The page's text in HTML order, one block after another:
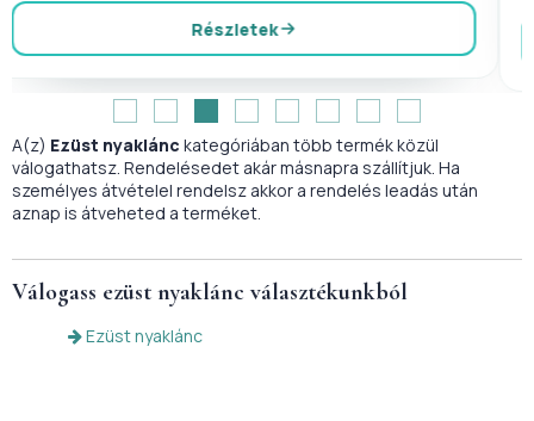
Részletek
A(z) Ezüst nyaklánc kategóriában több termék közül
válogathatsz. Rendelésedet akár másnapra szállítjuk. Ha
személyes átvételel rendelsz akkor a rendelés leadás után
aznap is átveheted a terméket.
Válogass ezüst nyaklánc választékunkból
Ezüst nyaklánc